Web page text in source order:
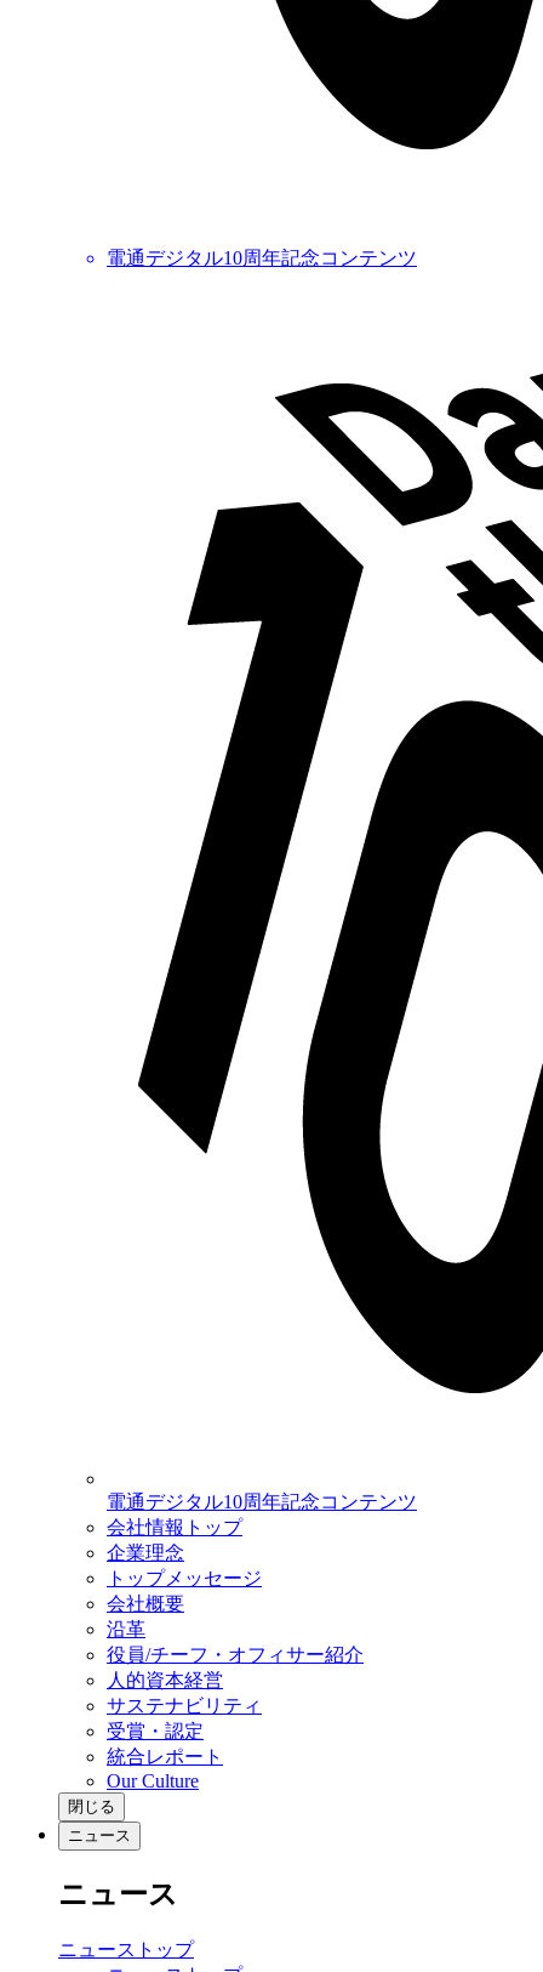
電通デジタル10周年記念コンテンツ
電通デジタル10周年記念コンテンツ
会社情報トップ
企業理念
トップメッセージ
会社概要
沿革
役員/チーフ・オフィサー紹介
人的資本経営
サステナビリティ
受賞・認定
統合レポート
Our Culture
閉じる
ニュース
ニュース
ニューストップ